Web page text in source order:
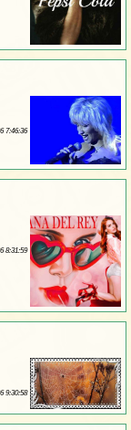
7:46:36
8:31:59
9:30:58